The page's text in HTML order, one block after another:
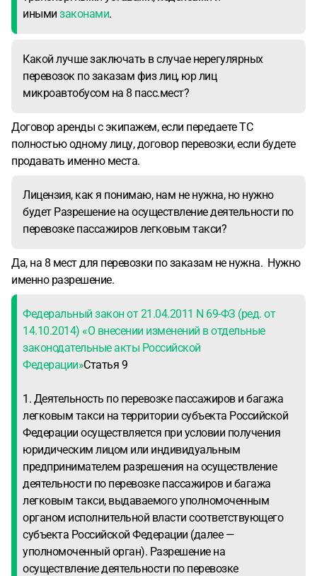
иными законами.
Какой лучше заключать в случае нерегулярных
перевозок по заказам физ лиц, юр лиц
микроавтобусом на 8 пасс.мест?
Договор аренды с экипажем, если передаете ТС
полностью одному лицу, договор перевозки, если будете
продавать именно места.
Лицензия, как я понимаю, нам не нужна, но нужно
будет Разрешение на осуществление деятельности по
перевозке пассажиров легковым такси?
Да, на 8 мест для перевозки по заказам не нужна. Нужно
именно разрешение.
Федеральный закон от 21.04.2011 N 69-ФЗ (ред. от
14.10.2014) «О внесении изменений в отдельные
законодательные акты Российской
Федерации»Статья 9
1. Деятельность по перевозке пассажиров и багажа
легковым такси на территории субъекта Российской
Федерации осуществляется при условии получения
юридическим лицом или индивидуальным
предпринимателем разрешения на осуществление
деятельности по перевозке пассажиров и багажа
легковым такси, выдаваемого уполномоченным
органом исполнительной власти соответствующего
субъекта Российской Федерации (далее —
уполномоченный орган). Разрешение на
осуществление деятельности по перевозке